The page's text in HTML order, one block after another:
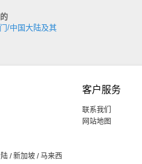
/中国大陆及其
/ 新加坡 / 马来西
客户服务
联系我们
网站地图